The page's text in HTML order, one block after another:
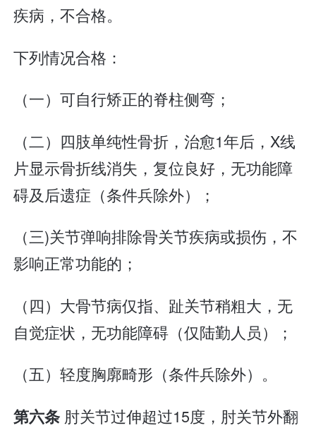
疾病，不合格。
下列情况合格：
（一）可自行矫正的脊柱侧弯；
（二）四肢单纯性骨折，治愈1年后，X线
片显示骨折线消失，复位良好，无功能障
碍及后遗症（条件兵除外）；
（三)关节弹响排除骨关节疾病或损伤，不
影响正常功能的；
（四）大骨节病仅指、趾关节稍粗大，无
自觉症状，无功能障碍（仅陆勤人员）；
（五）轻度胸廓畸形（条件兵除外）。
第六条 肘关节过伸超过15度，肘关节外翻